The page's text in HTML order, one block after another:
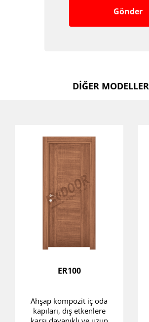
Gönder
DİĞER MODELLER
ER100
Ahşap kompozit iç oda
kapıları, dış etkenlere